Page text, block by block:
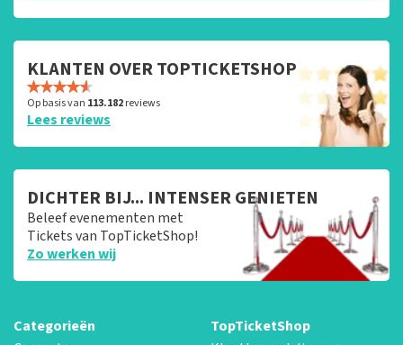
KLANTEN OVER TOPTICKETSHOP
Op basis van 113.182reviews
Lees reviews
DICHTER BIJ... INTENSER GENIETEN
Beleef evenementen met
Tickets van TopTicketShop!
Zo werken wij
Categorieën
TopTicketShop